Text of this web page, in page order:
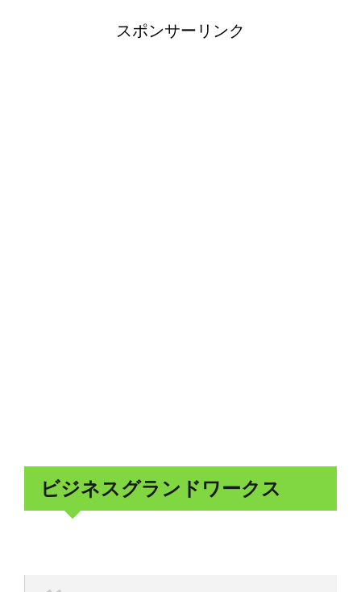
スポンサーリンク
ビジネスグランドワークス